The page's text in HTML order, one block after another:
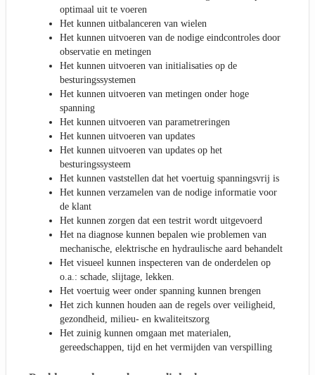
optimaal uit te voeren
Het kunnen uitbalanceren van wielen
Het kunnen uitvoeren van de nodige eindcontroles door
observatie en metingen
Het kunnen uitvoeren van initialisaties op de
besturingssystemen
Het kunnen uitvoeren van metingen onder hoge
spanning
Het kunnen uitvoeren van parametreringen
Het kunnen uitvoeren van updates
Het kunnen uitvoeren van updates op het
besturingssysteem
Het kunnen vaststellen dat het voertuig spanningsvrij is
Het kunnen verzamelen van de nodige informatie voor
de klant
Het kunnen zorgen dat een testrit wordt uitgevoerd
Het na diagnose kunnen bepalen wie problemen van
mechanische, elektrische en hydraulische aard behandelt
Het visueel kunnen inspecteren van de onderdelen op
o.a.: schade, slijtage, lekken.
Het voertuig weer onder spanning kunnen brengen
Het zich kunnen houden aan de regels over veiligheid,
gezondheid, milieu- en kwaliteitszorg
Het zuinig kunnen omgaan met materialen,
gereedschappen, tijd en het vermijden van verspilling